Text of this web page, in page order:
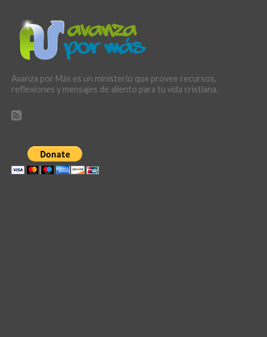
Avanza por Más es un ministerio que provee recursos,
reflexiones y mensajes de aliento para tu vida cristiana.